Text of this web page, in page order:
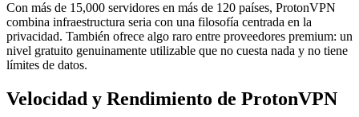
Con más de 15,000 servidores en más de 120 países, ProtonVPN
combina infraestructura seria con una filosofía centrada en la
privacidad. También ofrece algo raro entre proveedores premium: un
nivel gratuito genuinamente utilizable que no cuesta nada y no tiene
límites de datos.
Velocidad y Rendimiento de ProtonVPN